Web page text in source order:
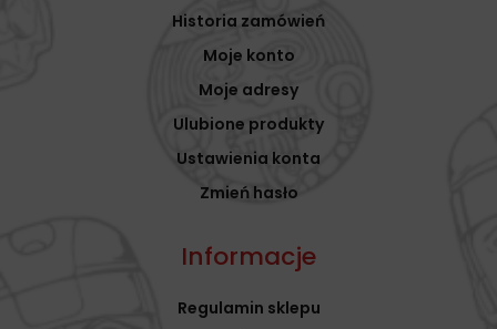
Historia zamówień
Moje konto
Moje adresy
Ulubione produkty
Ustawienia konta
Zmień hasło
Informacje
Regulamin sklepu